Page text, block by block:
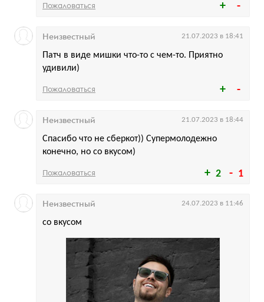
Пожаловаться
Патч в виде мишки что-то с чем-то. Приятно
удивили)
Неизвестный 21.07.2023 в 18:41
Пожаловаться
2 1
Спасибо что не сберкот)) Супермолодежно
конечно, но со вкусом)
Неизвестный 21.07.2023 в 18:44
Пожаловаться
со вкусом
Неизвестный 24.07.2023 в 11:46